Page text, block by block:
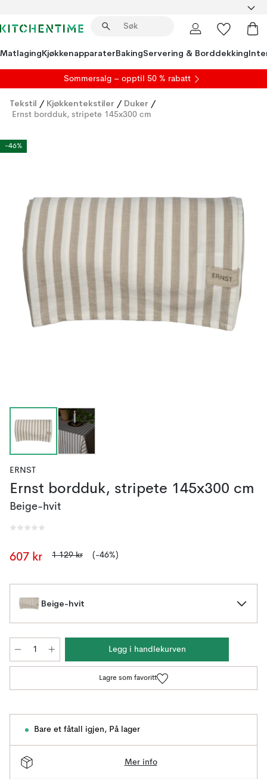
MatlagingKjøkkenapparaterBakingServering & Borddekking
Sommersalg – opptil 50 % rabatt
Tekstil / Kjøkkentekstiler / Duker /
Ernst bordduk, stripete 145x300 cm
-46%
ERNST
Ernst bordduk, stripete 145x300 cm
Beige-hvit
607 kr 1 129 kr (-46%)
Beige-hvit
Legg i handlekurven
Lagre som favoritt
Bare et fåtall igjen, På lager
Mer info